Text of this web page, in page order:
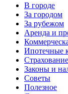
В городе
За городом
За рубежом
Аренда и
Ипотечные
Страхование
Законы и
Советы
Полезное